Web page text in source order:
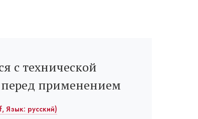
с технической
применением
Язык: русский)